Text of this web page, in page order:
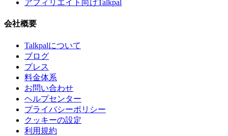
アフィリエイト向けTalkpal
会社概要
Talkpalについて
ブログ
プレス
料金体系
お問い合わせ
ヘルプセンター
プライバシーポリシー
クッキーの設定
利用規約